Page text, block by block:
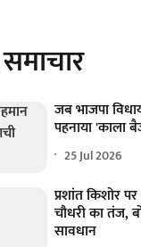
जब भाजपा
पहनाया 'काला
25 Jul 2026
प्रशांत किशोर
चौधरी का तंज,
सावधान